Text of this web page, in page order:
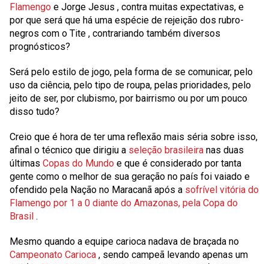
Flamengo e Jorge Jesus , contra muitas expectativas, e
por que será que há uma espécie de rejeição dos rubro-
negros com o Tite , contrariando também diversos
prognósticos?
Será pelo estilo de jogo, pela forma de se comunicar, pelo
uso da ciência, pelo tipo de roupa, pelas prioridades, pelo
jeito de ser, por clubismo, por bairrismo ou por um pouco
disso tudo?
Creio que é hora de ter uma reflexão mais séria sobre isso,
afinal o técnico que dirigiu a seleção brasileira nas duas
últimas Copas do Mundo e que é considerado por tanta
gente como o melhor de sua geração no país foi vaiado e
ofendido pela Nação no Maracanã após a sofrível vitória do
Flamengo por 1 a 0 diante do Amazonas, pela Copa do
Brasil .
Mesmo quando a equipe carioca nadava de braçada no
Campeonato Carioca , sendo campeã levando apenas um